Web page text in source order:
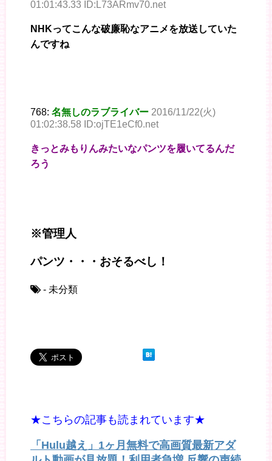
01:01:43.33 ID:L73ARmv70.net
NHKってこんな破廉恥なアニメを放送していた
んですね
768: 名無しのラブライバー 2016/11/22(火)
01:02:38.58 ID:ojTE1eCf0.net
きっとみもりんみたいなパンツを履いてるんだ
ろう
※管理人
パンツ・・・おそるべし！
- 未分類
★こちらの記事も読まれています★
「Hulu越え」1ヶ月無料で高画質最新アダ